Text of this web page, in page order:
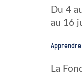
Du 4
au 16
La